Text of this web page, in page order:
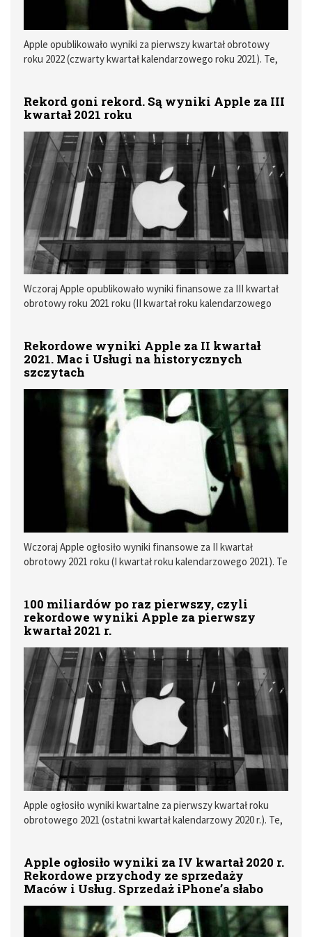
Apple opublikowało wyniki za pierwszy kwartał obrotowy
roku 2022 (czwarty kwartał kalendarzowego roku 2021). Te,
liniach produktowych.
Rekord goni rekord. Są wyniki Apple za III
kwartał 2021 roku
Wczoraj Apple opublikowało wyniki finansowe za III kwartał
obrotowy roku 2021 roku (II kwartał roku kalendarzowego
Rekordowe wyniki Apple za II kwartał
2021. Mac i Usługi na historycznych
szczytach
Wczoraj Apple ogłosiło wyniki finansowe za II kwartał
obrotowy 2021 roku (I kwartał roku kalendarzowego 2021). Te
100 miliardów po raz pierwszy, czyli
rekordowe wyniki Apple za pierwszy
kwartał 2021 r.
Apple ogłosiło wyniki kwartalne za pierwszy kwartał roku
obrotowego 2021 (ostatni kwartał kalendarzowy 2020 r.). Te,
iPhone’ów, Akcesoriów oraz Usług.
Apple ogłosiło wyniki za IV kwartał 2020 r.
Rekordowe przychody ze sprzedaży
Maców i Usług. Sprzedaż iPhone’a słabo